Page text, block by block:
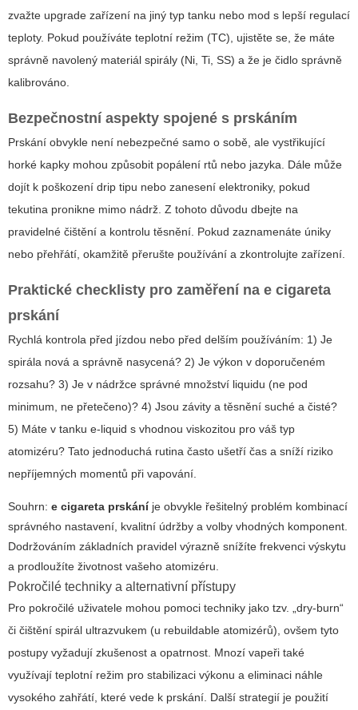
zvažte upgrade zařízení na jiný typ tanku nebo mod s lepší regulací
teploty. Pokud používáte teplotní režim (TC), ujistěte se, že máte
správně navolený materiál spirály (Ni, Ti, SS) a že je čidlo správně
kalibrováno.
Bezpečnostní aspekty spojené s prskáním
Prskání obvykle není nebezpečné samo o sobě, ale vystřikující
horké kapky mohou způsobit popálení rtů nebo jazyka. Dále může
dojít k poškození drip tipu nebo zanesení elektroniky, pokud
tekutina pronikne mimo nádrž. Z tohoto důvodu dbejte na
pravidelné čištění a kontrolu těsnění. Pokud zaznamenáte úniky
nebo přehřátí, okamžitě přerušte používání a zkontrolujte zařízení.
Praktické checklisty pro zaměření na e cigareta
prskání
Rychlá kontrola před jízdou nebo před delším používáním: 1) Je
spirála nová a správně nasycená? 2) Je výkon v doporučeném
rozsahu? 3) Je v nádržce správné množství liquidu (ne pod
minimum, ne přetečeno)? 4) Jsou závity a těsnění suché a čisté?
5) Máte v tanku e-liquid s vhodnou viskozitou pro váš typ
atomizéru? Tato jednoduchá rutina často ušetří čas a sníží riziko
nepříjemných momentů při vapování.
Souhrn: e cigareta prskáníje obvykle řešitelný problém kombinací
správného nastavení, kvalitní údržby a volby vhodných komponent.
Dodržováním základních pravidel výrazně snížíte frekvenci výskytu
a prodloužíte životnost vašeho atomizéru.
Pokročilé techniky a alternativní přístupy
Pro pokročilé uživatele mohou pomoci techniky jako tzv. „dry-burn“
či čištění spirál ultrazvukem (u rebuildable atomizérů), ovšem tyto
postupy vyžadují zkušenost a opatrnost. Mnozí vapeři také
využívají teplotní režim pro stabilizaci výkonu a eliminaci náhle
vysokého zahřátí, které vede k prskání. Další strategií je použití